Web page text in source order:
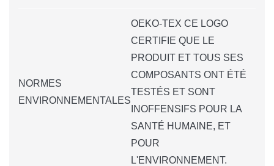
NORMES
ENVIRONNEMENTALES
OEKO-TEX CE LOGO
CERTIFIE QUE LE
PRODUIT ET TOUS SES
COMPOSANTS ONT ÉTÉ
TESTÉS ET SONT
INOFFENSIFS POUR LA
SANTÉ HUMAINE, ET
POUR
L'ENVIRONNEMENT.